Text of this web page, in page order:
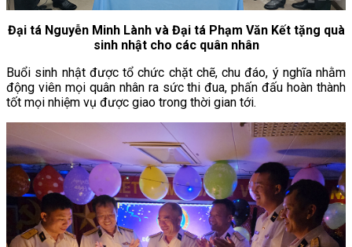
Đại tá Nguyễn Minh Lành và Đại tá Phạm Văn Kết tặng quà
sinh nhật cho các quân nhân
Buổi sinh nhật được tổ chức chặt chẽ, chu đáo, ý nghĩa nhằm
động viên mọi quân nhân ra sức thi đua, phấn đấu hoàn thành
tốt mọi nhiệm vụ được giao trong thời gian tới.